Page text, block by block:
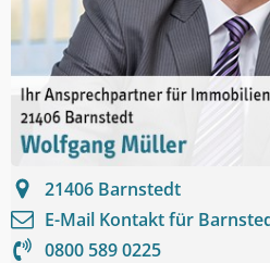
21406 Barnstedt
E-Mail Kontakt für
0800 589 0225